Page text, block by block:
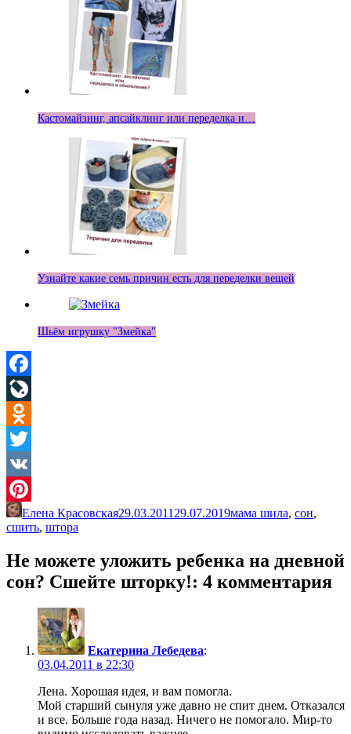
Кастомайзинг, апсайклинг или переделка и…
Узнайте какие семь причин есть для переделки вещей
Шьём игрушку "Змейка"
Facebook
LiveJournal
Odnoklassniki
Twitter
VK
Pinterest
Елена Красовская29.03.2011 29.07.2019мама шила, сон,
сшить, штора
Не можете уложить ребенка на дневной
сон? Сшейте шторку!: 4 комментария
Екатерина Лебедева:
03.04.2011 в 22:30
Лена. Хорошая идея, и вам помогла.
Мой старший сынуля уже давно не спит днем. Отказался
и все. Больше года назад. Ничего не помогало. Мир-то